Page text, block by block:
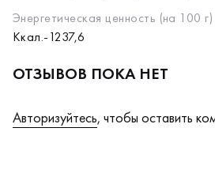
Энергетическая ценность (на 100 г)
Ккал.-1237,6
ОТЗЫВОВ ПОКА НЕТ
Авторизуйтесь, чтобы оставить